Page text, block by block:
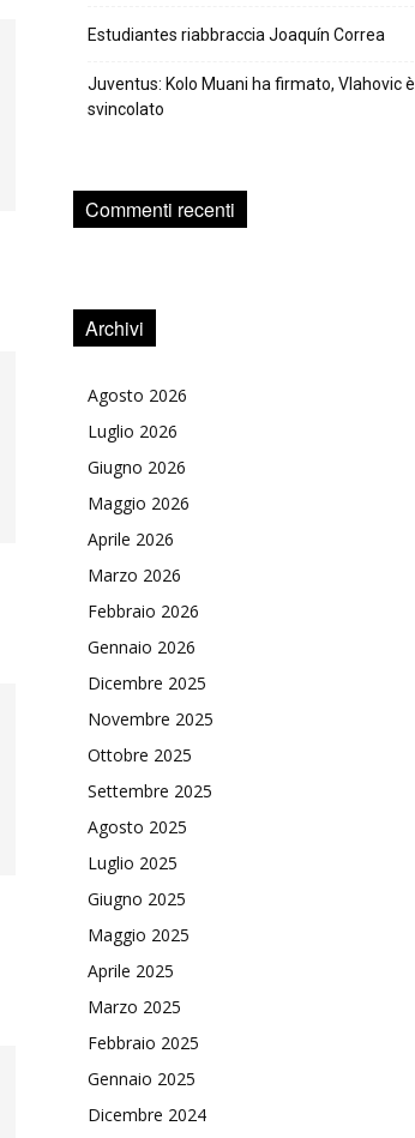
Estudiantes riabbraccia Joaquín Correa
Juventus: Kolo Muani ha firmato, Vlahovic è
svincolato
Commenti recenti
Archivi
Agosto 2026
Luglio 2026
Giugno 2026
Maggio 2026
Aprile 2026
Marzo 2026
Febbraio 2026
Gennaio 2026
Dicembre 2025
Novembre 2025
Ottobre 2025
Settembre 2025
Agosto 2025
Luglio 2025
Giugno 2025
Maggio 2025
Aprile 2025
Marzo 2025
Febbraio 2025
Gennaio 2025
Dicembre 2024